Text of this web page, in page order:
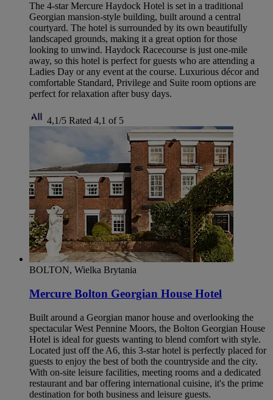
The 4-star Mercure Haydock Hotel is set in a traditional
Georgian mansion-style building, built around a central
courtyard. The hotel is surrounded by its own beautifully
landscaped grounds, making it a great option for those
looking to unwind. Haydock Racecourse is just one-mile
away, so this hotel is perfect for guests who are attending a
Ladies Day or any event at the course. Luxurious décor and
comfortable Standard, Privilege and Suite room options are
perfect for relaxation after busy days.
4,1/5 Rated 4,1 of 5
BOLTON, Wielka Brytania
Mercure Bolton Georgian House Hotel
Built around a Georgian manor house and overlooking the
spectacular West Pennine Moors, the Bolton Georgian House
Hotel is ideal for guests wanting to blend comfort with style.
Located just off the A6, this 3-star hotel is perfectly placed for
guests to enjoy the best of both the countryside and the city.
With on-site leisure facilities, meeting rooms and a dedicated
restaurant and bar offering international cuisine, it's the prime
destination for both business and leisure guests.